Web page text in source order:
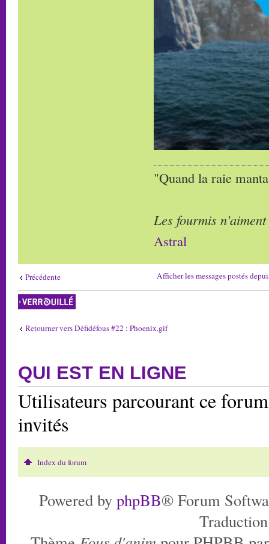
"Quand la raie
Les fourmis
Astral
Précédente Afficher les messages postés
Sujet verrouillé
Retourner vers Défidéfous #22 : Phoenix.gif
QUI EST EN LIGNE
Utilisateurs parcourant ce
invités
Index du forum
Powered by phpBB® Forum